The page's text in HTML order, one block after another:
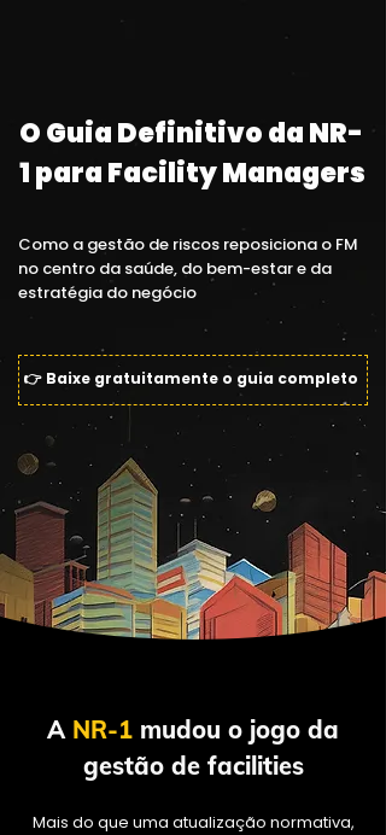
O Guia Definitivo da NR-
1 para Facility Managers
Como a gestão de riscos reposiciona o FM
no centro da saúde, do bem-estar e da
estratégia do negócio
👉 Baixe gratuitamente o guia completo
A NR-1 mudou o jogo da
gestão de facilities
Mais do que uma atualização normativa,